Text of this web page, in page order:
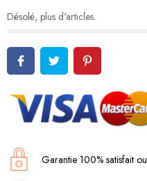
Désolé, plus d'articles.
Garantie 100% satisfait